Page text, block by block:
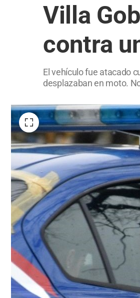
Villa
contra
El vehículo fue atacado
desplazaban en moto.